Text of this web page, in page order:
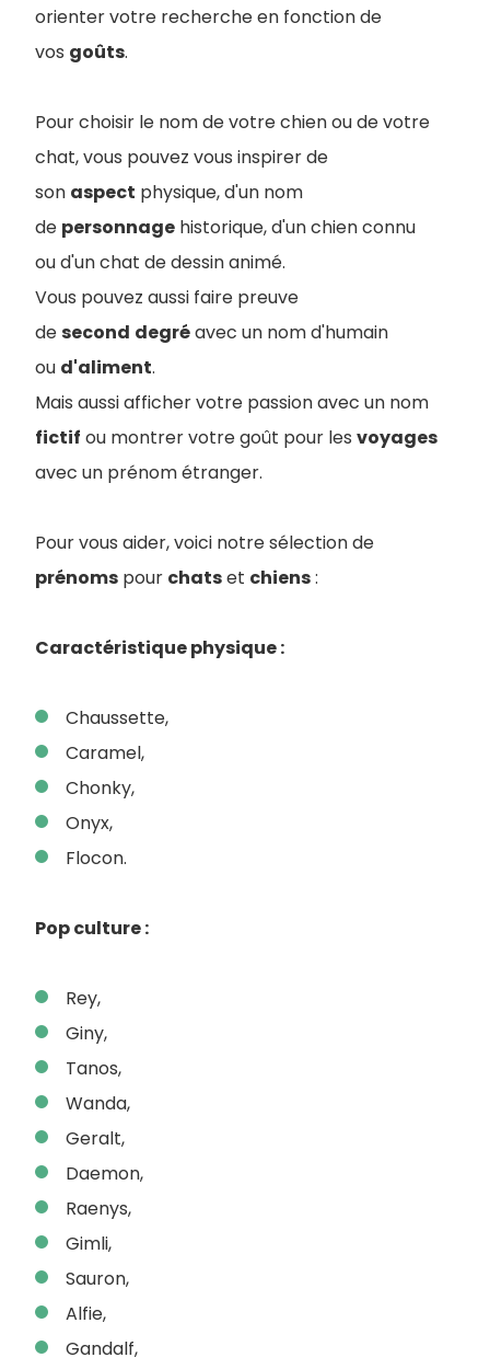
orienter votre recherche en fonction de
vos goûts.
Pour choisir le nom de votre chien ou de votre
chat, vous pouvez vous inspirer de
son aspect physique, d'un nom
de personnage historique, d'un chien connu
ou d'un chat de dessin animé.
Vous pouvez aussi faire preuve
desecond degréavec un nom d'humain
ou d'aliment.
Mais aussi afficher votre passion avec un nom
fictif ou montrer votre goût pour les voyages
avec un prénom étranger.
Pour vous aider, voici notre sélection de
prénoms pour chatset chiens:
Caractéristique physique :
Chaussette,
Caramel,
Chonky,
Onyx,
Flocon.
Pop culture :
Rey,
Giny,
Tanos,
Wanda,
Geralt,
Daemon,
Raenys,
Gimli,
Sauron,
Alfie,
Gandalf,